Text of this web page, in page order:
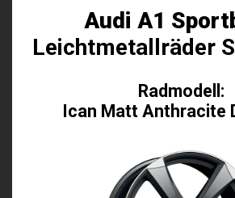
Audi A1
Leichtmetallräder
Radmodell:
Ican Matt Anthracite